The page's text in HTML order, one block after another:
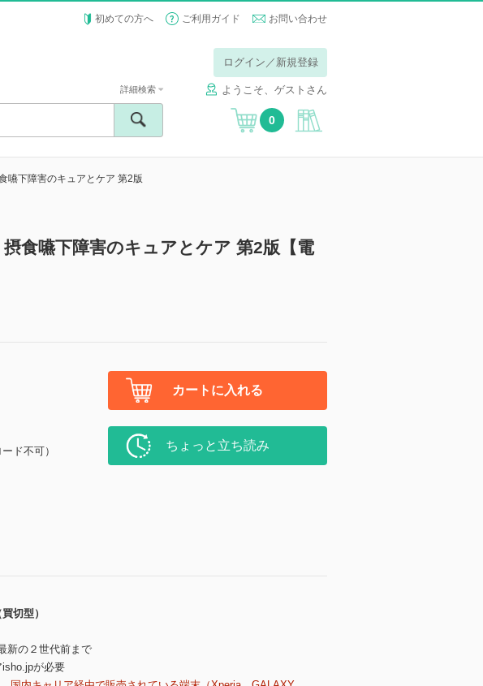
初めての方へ ご利用ガイド お問い合わせ
ログイン／新規登録
ようこそ、ゲストさん
詳細検索
0
嚥下障害のキュアとケア 第2版
食嚥下障害のキュアとケア 第2版【電
ド不可）
カートに入れる
ちょっと立ち読み
切型）
新の２世代前まで
が必要